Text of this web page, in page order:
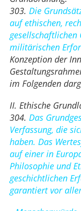
303. Die
auf ethischen,
gesellschaftlichen
militärischen
Konzeption der
im Folgenden
II. Ethische
304. Das
Verfassung, die
haben. Das
auf einer in
Philosophie und
geschichtlichen
garantiert vor